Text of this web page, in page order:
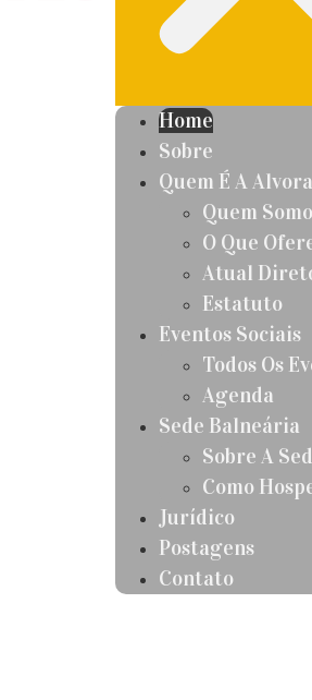
Home
Sobre
Quem É A
Quem
O Que
Atual
Estatuto
Eventos Sociais
Todos Os
Agenda
Sede Balneária
Sobre A
Como
Jurídico
Postagens
Contato